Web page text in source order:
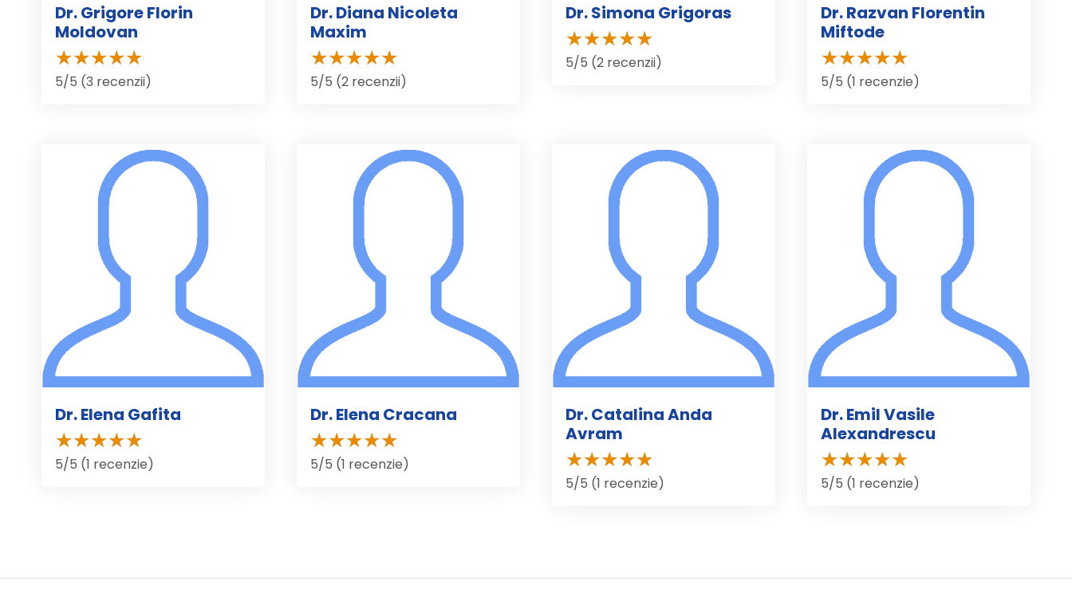
Dr. Grigore Florin
Moldovan
5/5 (3 recenzii)
Dr. Diana Nicoleta
Maxim
5/5 (2 recenzii)
Dr. Simona Grigoras
5/5 (2 recenzii)
Dr. Razvan Florentin
Miftode
5/5 (1 recenzie)
Dr. Elena Gafita
5/5 (1 recenzie)
Dr. Elena Cracana
5/5 (1 recenzie)
Dr. Catalina Anda
Avram
5/5 (1 recenzie)
Dr. Emil Vasile
Alexandrescu
5/5 (1 recenzie)